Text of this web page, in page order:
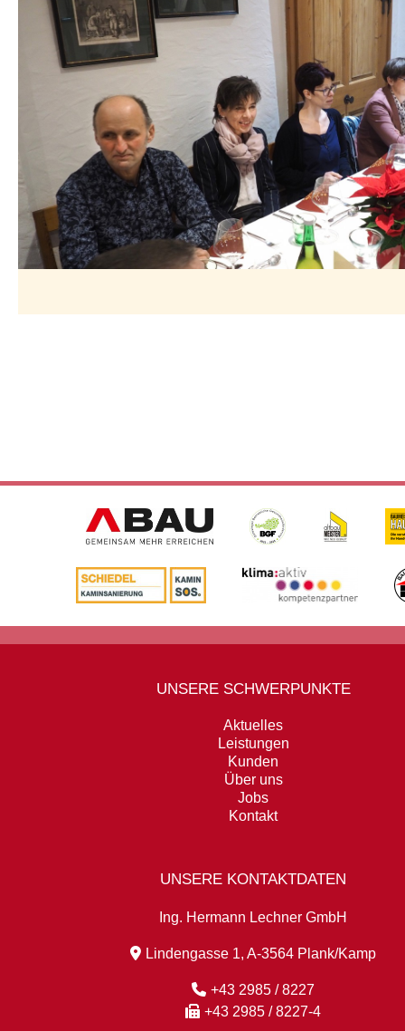
UNSERE SCHWERPUNKTE
Aktuelles
Leistungen
Kunden
Über uns
Jobs
Kontakt
UNSERE KONTAKTDATEN
Ing. Hermann Lechner GmbH
Lindengasse 1, A-3564 Plank/Kamp
+43 2985 / 8227
+43 2985 / 8227-4